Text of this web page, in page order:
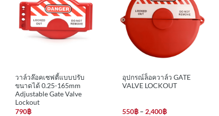
วาล์วล๊อคเซฟตี้แบบปรับ
ขนาดได้ 0.25-165mm
Adjustable Gate Valve
Lockout
790฿
อุปกรณ์ล็อควาล์ว GATE
VALVE LOCKOUT
550฿ – 2,400฿Price